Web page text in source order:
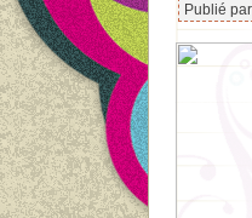
Publié